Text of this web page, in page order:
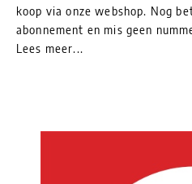
koop via onze webshop. Nog
abonnement en mis geen
Lees meer...